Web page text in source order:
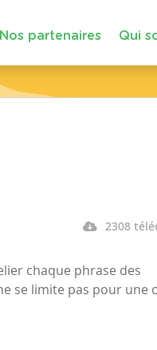
Nos partenaires Qui
2308
chaque phrase des
se limite pas pour une